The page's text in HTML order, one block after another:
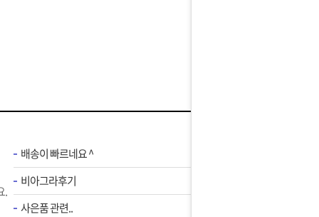
.
배송이 빠르네요 ^
비아그라후기
사은품 관련..